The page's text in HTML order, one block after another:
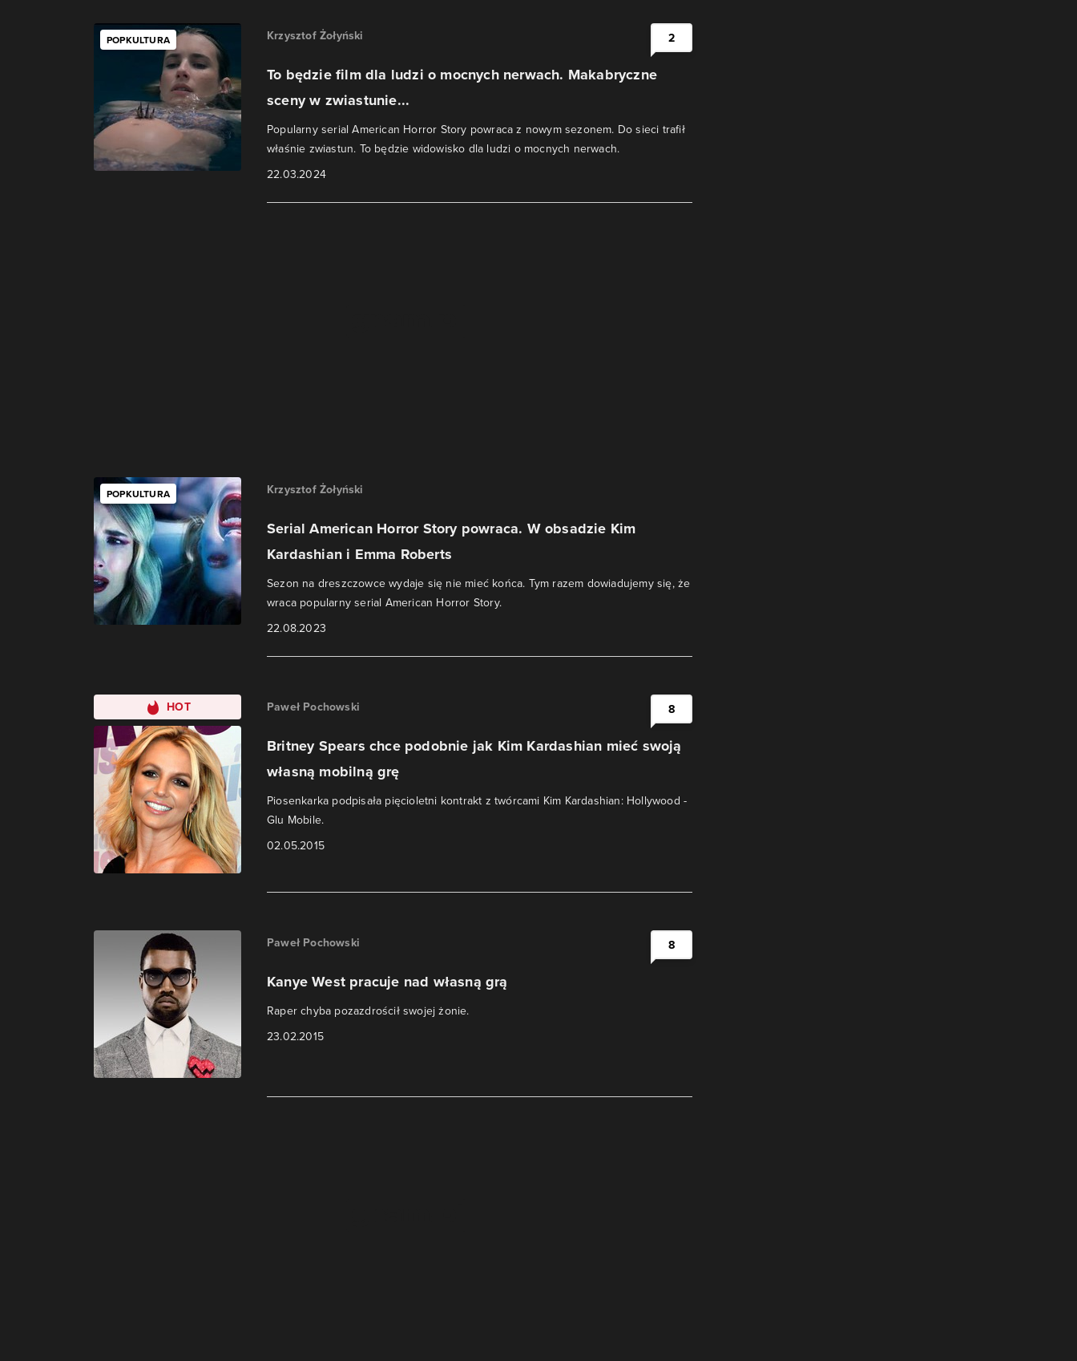
POPKULTURA Krzysztof Żołyński
To będzie film dla ludzi o mocnych nerwach. Makabryczne
sceny w zwiastunie...
Popularny serial American Horror Story powraca z nowym sezonem. Do sieci trafił
właśnie zwiastun. To będzie widowisko dla ludzi o mocnych nerwach.
22.03.2024
2
POPKULTURA Krzysztof Żołyński
Serial American Horror Story powraca. W obsadzie Kim
Kardashian i Emma Roberts
Sezon na dreszczowce wydaje się nie mieć końca. Tym razem dowiadujemy się, że
wraca popularny serial American Horror Story.
22.08.2023
HOT Paweł Pochowski
Britney Spears chce podobnie jak Kim Kardashian mieć swoją
własną mobilną grę
Piosenkarka podpisała pięcioletni kontrakt z twórcami Kim Kardashian: Hollywood -
Glu Mobile.
02.05.2015
8
Paweł Pochowski
Kanye West pracuje nad własną grą
Raper chyba pozazdrościł swojej żonie.
23.02.2015
8